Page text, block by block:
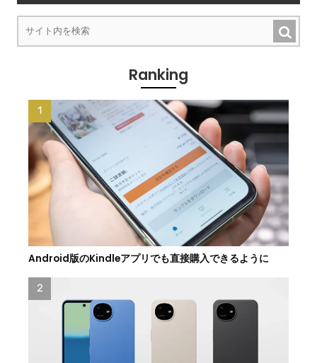
Ranking
Android版のKindleアプリでも直接購入できるように